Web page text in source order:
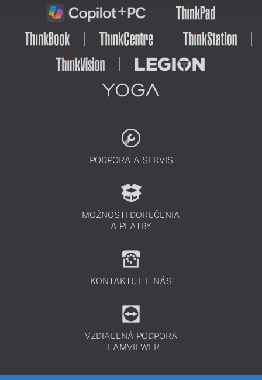
PODPORA A SERVIS
MOŽNOSTI DORUČENIA
A PLATBY
KONTAKTUJTE NÁS
VZDIALENÁ PODPORA
TEAMVIEWER